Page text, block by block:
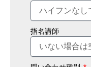
指名講師